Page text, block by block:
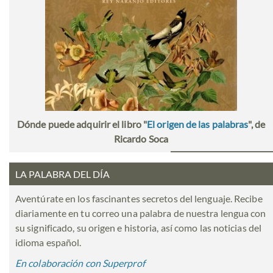
Dónde puede adquirir el libro "El origen de las palabras", de
Ricardo Soca
LA PALABRA DEL DÍA
Aventúrate en los fascinantes secretos del lenguaje. Recibe
diariamente en tu correo una palabra de nuestra lengua con
su significado, su origen e historia, así como las noticias del
idioma español.
En colaboración con Superprof